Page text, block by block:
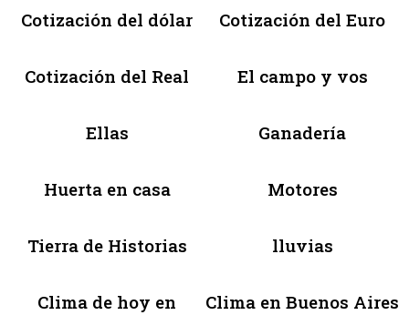
Cotización del dólar Cotización del Euro
Cotización del Real El campo y vos
Ellas Ganadería
Huerta en casa Motores
Tierra de Historias lluvias
Clima de hoy en
Clima en Buenos Aires